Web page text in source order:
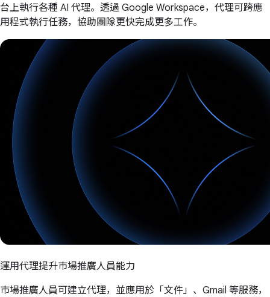
台上執行各種 AI 代理。透過 Google Workspace，代理可跨應
用程式執行任務，協助團隊更快完成更多工作。
運用代理提升市場推廣人員能力
市場推廣人員可建立代理，並應用於「文件」、Gmail 等服務，